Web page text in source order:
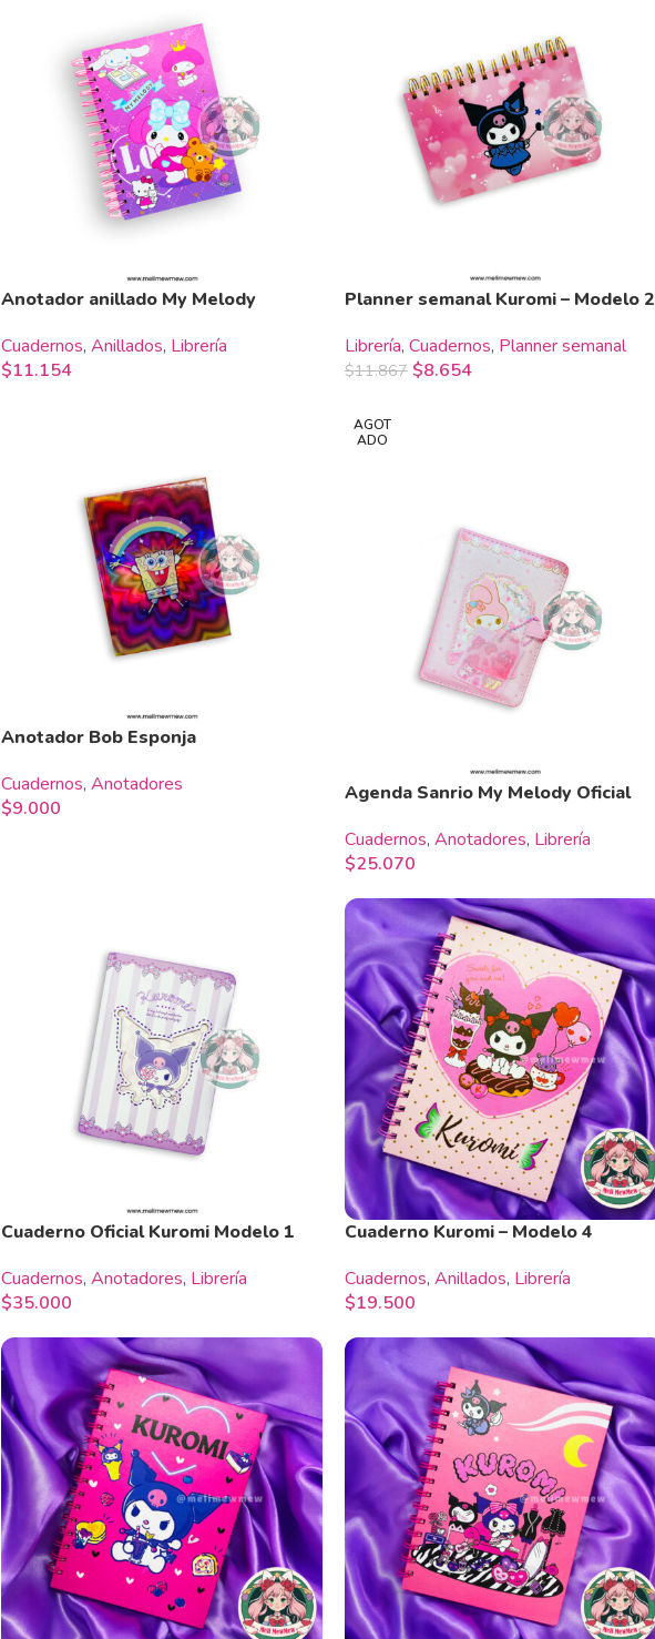
Anotador anillado My Melody
Cuadernos, Anillados, Librería
$11.154
Planner semanal Kuromi – Modelo 2
Librería, Cuadernos, Planner semanal
$11.867 $8.654
Anotador Bob Esponja
Cuadernos, Anotadores
$9.000
AGOT
ADO
Agenda Sanrio My Melody Oficial
Cuadernos, Anotadores, Librería
$25.070
Cuaderno Oficial Kuromi Modelo 1
Cuadernos, Anotadores, Librería
$35.000
Cuaderno Kuromi – Modelo 4
Cuadernos, Anillados, Librería
$19.500